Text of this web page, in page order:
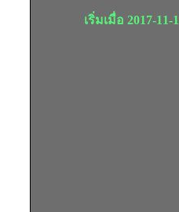
เริ่มเมื่อ 2017-11-